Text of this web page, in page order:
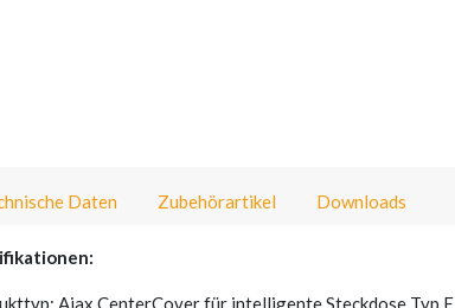
Daten Zubehörartikel Downloads
Ajax CenterCover für intelligente Steckdose Typ E